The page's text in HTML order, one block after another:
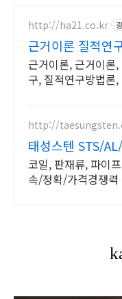
http://ha21.co.kr
근거이론 질적연
근거이론, 근거이론
구, 질적연구방법론
http://
태성스텐 STS/
코일, 판재류, 파이
속/정확/가격경쟁력